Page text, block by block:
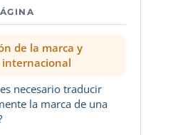
de la marca y
internacional
necesario traducir
la marca de una